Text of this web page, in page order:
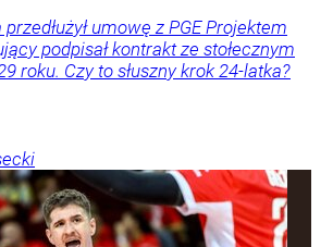
umowę z PGE Projektem
podpisał kontrakt ze stołecznym
roku. Czy to słuszny krok 24-latka?